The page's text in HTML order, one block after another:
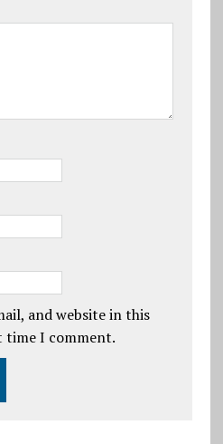
and website in this
time I comment.